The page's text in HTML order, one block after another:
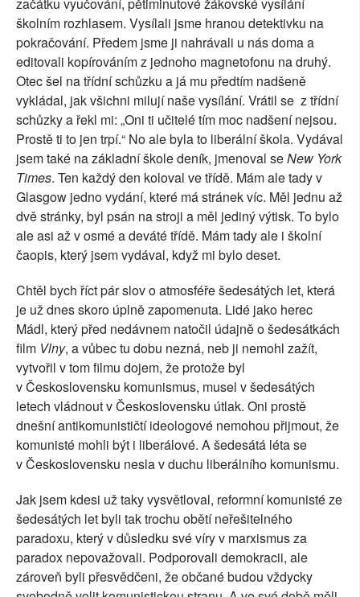
začátku vyučování, pětiminutové žákovské vysílání
školním rozhlasem. Vysílali jsme hranou detektivku na
pokračování. Předem jsme ji nahrávali u nás doma a
editovali kopírováním z jednoho magnetofonu na druhý.
Otec šel na třídní schůzku a já mu předtím nadšeně
vykládal, jak všichni milují naše vysílání. Vrátil se z třídní
schůzky a řekl mi: „Oni ti učitelé tím moc nadšení nejsou.
Prostě ti to jen trpí.“ No ale byla to liberální škola. Vydával
jsem také na základní škole deník, jmenoval seNew York
Times. Ten každý den koloval ve třídě. Mám ale tady v
Glasgow jedno vydání, které má stránek víc. Měl jednu až
dvě stránky, byl psán na stroji a měl jediný výtisk. To bylo
ale asi až v osmé a deváté třídě. Mám tady ale i školní
čaopis, který jsem vydával, když mi bylo deset.
Chtěl bych říct pár slov o atmosféře šedesátých let, která
je už dnes skoro úplně zapomenuta. Lidé jako herec
Mádl, který před nedávnem natočil údajně o šedesátkách
film Vlny, a vůbec tu dobu nezná, neb ji nemohl zažít,
vytvořil v tom filmu dojem, že protože byl
v Československu komunismus, musel v šedesátých
letech vládnout v Československu útlak. Oni prostě
dnešní antikomunističtí ideologové nemohou přijmout, že
komunisté mohli být i liberálové. A šedesátá léta se
v Československu nesla v duchu liberálního komunismu.
Jak jsem kdesi už taky vysvětloval, reformní komunisté ze
šedesátých let byli tak trochu obětí neřešitelného
paradoxu, který v důsledku své víry v marxismus za
paradox nepovažovali. Podporovali demokracii, ale
zároveň byli přesvědčeni, že občané budou vždycky